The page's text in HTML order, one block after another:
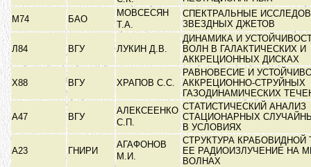
М74
БАО
МОВСЕСЯН
Т.А.
СПЕКТРАЛЬНЫЕ
ЗВЕЗДНЫХ ДЖЕТОВ
Л84 ВГУ ЛУКИН Д.В.
ДИНАМИКА И
ВОЛН В ГАЛАКТИЧЕСКИХ И
АККРЕЦИОННЫХ ДИСКАХ
Х88 ВГУ ХРАПОВ С.С.
РАВНОВЕСИЕ И
АККРЕЦИОННО-СТРУЙНЫХ
ГАЗОДИНАМИЧЕСКИХ
А47 ВГУ
АЛЕКСЕЕНКО
С.П.
СТАТИСТИЧЕСКИЙ АНАЛИЗ
СТАЦИОНАРНЫХ
В УСЛОВИЯХ
А23 ГНИРИ
АГАФОНОВ
М.И.
СТРУКТУРА КРАБОВИДНОЙ
ЕЕ РАДИОИЗЛУЧЕНИЕ НА
ВОЛНАХ